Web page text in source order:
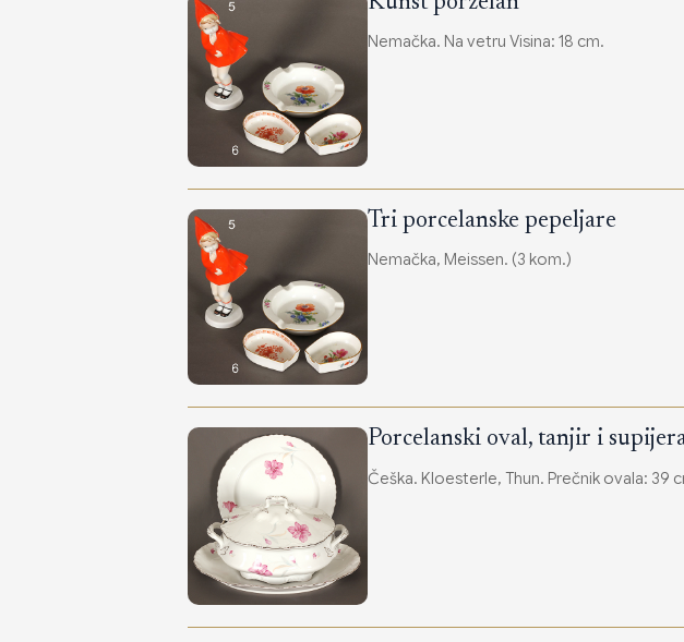
Nemačka. Na vetru Visina: 18 cm.
Tri porcelanske pepeljare
Nemačka, Meissen. (3 kom.)
Porcelanski oval, tanjir i
Češka. Kloesterle, Thun. Prečnik ovala: 39